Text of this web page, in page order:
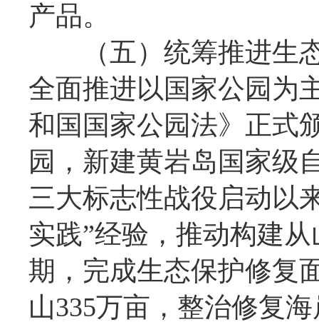
产品。
（五）统筹推进生态
全面推进以国家公园为
和国国家公园法》正式
园，新建黄岩岛国家级
三大标志性战役启动以
实践”经验，推动构建
期，完成生态保护修复
山335万亩，整治修复